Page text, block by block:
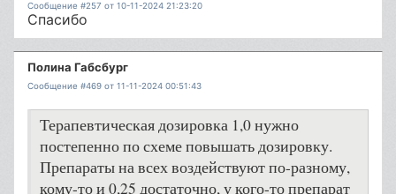
Сообщение #257 от 10-11-2024 21:23:20
Спасибо
Полина Габсбург
Сообщение #469 от 11-11-2024 00:51:43
Терапевтическая дозировка 1,0 нужно
постепенно по схеме повышать дозировку.
Препараты на всех воздействуют по-разному,
кому-то и 0,25 достаточно, у кого-то препарат